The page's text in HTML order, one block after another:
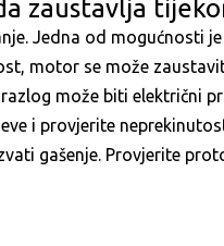
zaustavlja
Jedna od mogućnosti
motor se može
može biti električni
i provjerite
gašenje. Provjerite